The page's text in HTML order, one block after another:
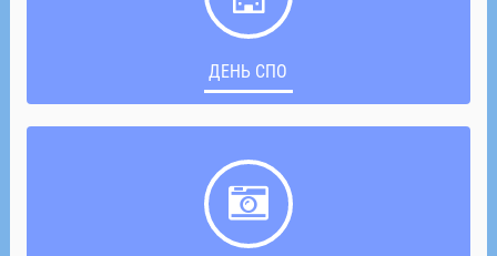
ДЕНЬ СПО